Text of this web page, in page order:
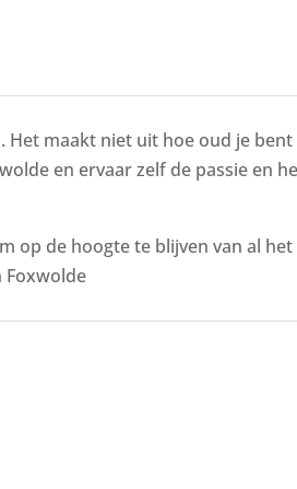
Het maakt niet uit hoe oud je
en ervaar zelf de passie en
de hoogte te blijven van al het
Foxwolde